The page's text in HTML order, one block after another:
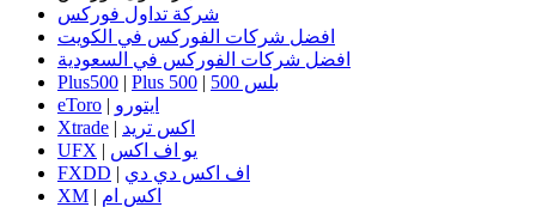
شركة تداول فوركس
افضل شركات الفوركس في الكويت
افضل شركات الفوركس في السعودية
Plus500 | Plus 500 |
بلس 500
eToro | ايتورو
Xtrade | اكس تريد
UFX | يو اف اكس
FXDD | اف اكس دي دي
XM | اكس ام